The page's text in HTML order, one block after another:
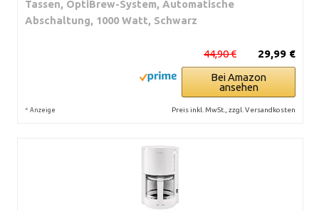
Tassen, OptiBrew-System, Automatische
Abschaltung, 1000 Watt, Schwarz
29,99 €
44,90 €
Bei Amazon
ansehen
* Anzeige Preis inkl. MwSt., zzgl. Versandkosten